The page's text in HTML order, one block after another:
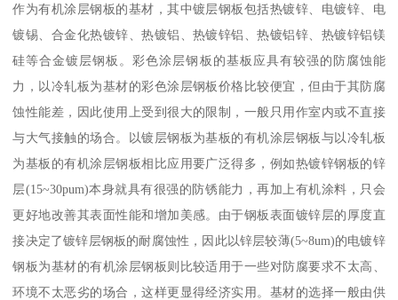
作为有机涂层钢板的基材，其中镀层钢板包括热镀锌、电镀锌、电
镀锡、合金化热镀锌、热镀铝、热镀锌铝、热镀铝锌、热镀锌铝镁
硅等合金镀层钢板。彩色涂层钢板的基板应具有较强的防腐蚀能
力，以冷轧板为基材的彩色涂层钢板价格比较便宜，但由于其防腐
蚀性能差，因此使用上受到很大的限制，一般只用作室内或不直接
与大气接触的场合。以镀层钢板为基板的有机涂层钢板与以冷轧板
为基板的有机涂层钢板相比应用要广泛得多，例如热镀锌钢板的锌
层(15~30pum)本身就具有很强的防锈能力，再加上有机涂料，只会
更好地改善其表面性能和增加美感。由于钢板表面镀锌层的厚度直
接决定了镀锌层钢板的耐腐蚀性，因此以锌层较薄(5~8um)的电镀锌
钢板为基材的有机涂层钢板则比较适用于一些对防腐要求不太高、
环境不太恶劣的场合，这样更显得经济实用。基材的选择一般由供